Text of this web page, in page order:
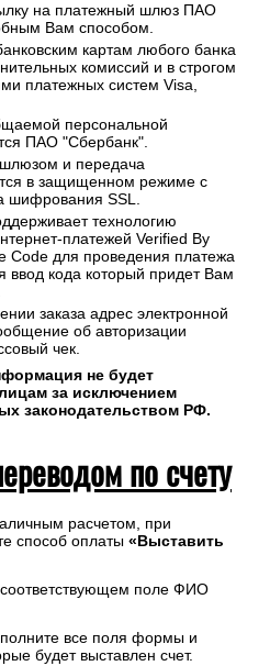
на платежный шлюз ПАО
Вам способом.
картам любого банка
комиссий и в строгом
платежных систем Visa,
персональной
ПАО "Сбербанк".
и передача
в защищенном режиме с
шифрования SSL.
технологию
платежей Verified By
Code для проведения платежа
ввод кода который придет Вам
заказа адрес электронной
об авторизации
чек.
не будет
за исключением
законодательством РФ.
по счету
расчетом, при
способ оплаты «Выставить
поле ФИО
все поля формы и
будет выставлен счет.